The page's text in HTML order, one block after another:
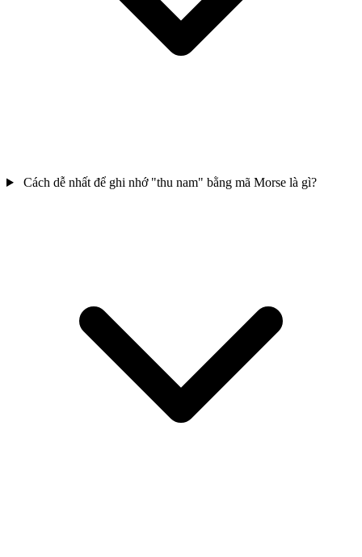
Cách dễ nhất để ghi nhớ "thu nam" bằng mã Morse là gì?